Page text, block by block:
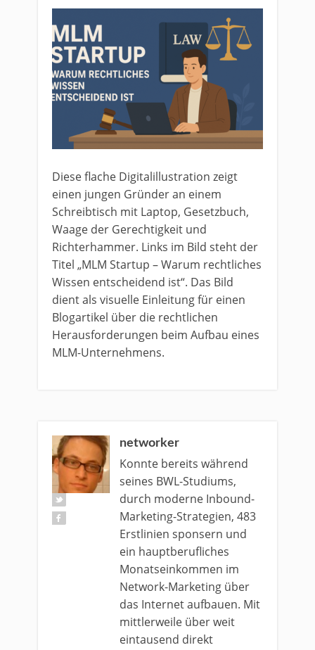
Diese flache Digitalillustration zeigt
einen jungen Gründer an einem
Schreibtisch mit Laptop, Gesetzbuch,
Waage der Gerechtigkeit und
Richterhammer. Links im Bild steht der
Titel „MLM Startup – Warum rechtliches
Wissen entscheidend ist“. Das Bild
dient als visuelle Einleitung für einen
Blogartikel über die rechtlichen
Herausforderungen beim Aufbau eines
MLM-Unternehmens.
networker
Konnte bereits während
seines BWL-Studiums,
durch moderne Inbound-
Marketing-Strategien, 483
Erstlinien sponsern und
ein hauptberufliches
Monatseinkommen im
Network-Marketing über
das Internet aufbauen. Mit
mittlerweile über weit
eintausend direkt